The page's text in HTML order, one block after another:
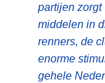
partijen zorgt
middelen in
renners, de
enorme
gehele